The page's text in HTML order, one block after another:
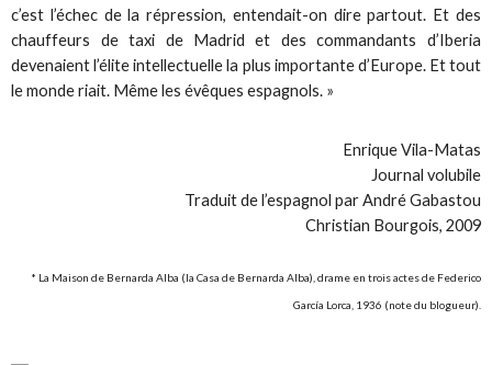
c’est l’échec de la répression, entendait-on dire partout. Et des
chauffeurs de taxi de Madrid et des commandants d’Iberia
devenaient l’élite intellectuelle la plus importante d’Europe. Et tout
le monde riait. Même les évêques espagnols. »
Enrique Vila-Matas
Journal volubile
Traduit de l’espagnol par André Gabastou
Christian Bourgois, 2009
* La Maison de Bernarda Alba (la Casa de Bernarda Alba), drame en trois actes de Federico
García Lorca, 1936 (note du blogueur).